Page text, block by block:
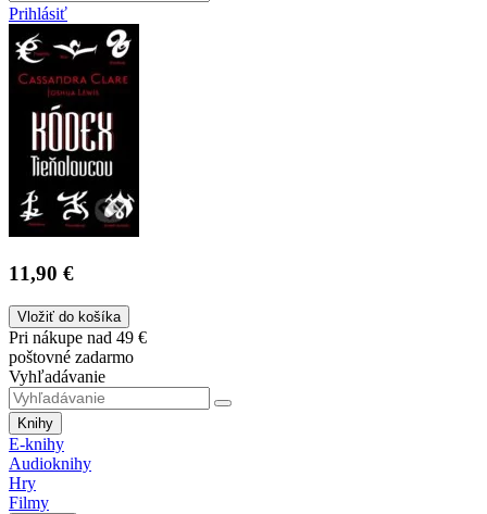
Prihlásiť
11,90 €
Vložiť do košíka
Pri nákupe nad 49 €
poštovné zadarmo
Vyhľadávanie
Knihy
E-knihy
Audioknihy
Hry
Filmy